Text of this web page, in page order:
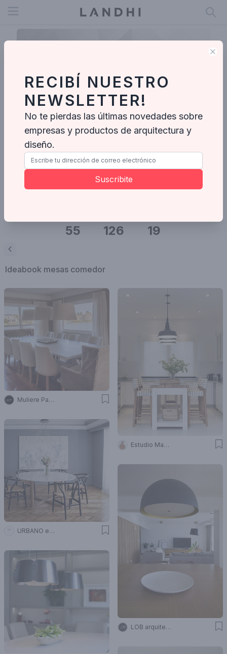
Open menu
Pia Lang
55 126 19
Ideabook mesas comedor
Muliere Padilla
Estudio Magrane
URBANO estudio
LOB arquitectura
RECIBÍ NUESTRO
NEWSLETTER!
No te pierdas las últimas novedades sobre
empresas y productos de arquitectura y
diseño.
Suscribite